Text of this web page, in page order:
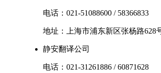
电话： 021-51088600 / 58366833
地址： 上海市浦东新区张杨路628
静安翻译公司
电话： 021-31261886 /60871628